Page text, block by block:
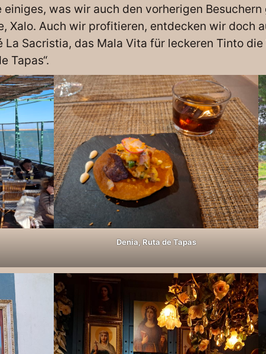
was wir auch den vorherigen
Xalo. Auch wir profitieren, entdecken wir doch
Sacristia, das Mala Vita für leckeren Tinto
Tapas“.
Denia, Ruta de Tapas